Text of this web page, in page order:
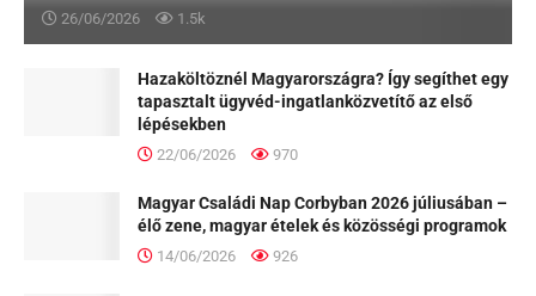
26/06/2026 1.5k
Hazaköltöznél Magyarországra? Így segíthet egy
tapasztalt ügyvéd-ingatlanközvetítő az első
lépésekben
22/06/2026 970
Magyar Családi Nap Corbyban 2026 júliusában –
élő zene, magyar ételek és közösségi programok
14/06/2026 926